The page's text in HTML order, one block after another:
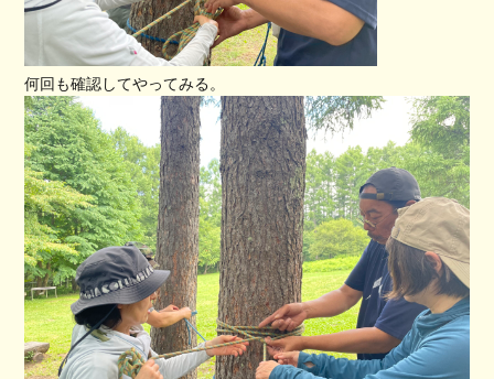
何回も確認してやってみる。